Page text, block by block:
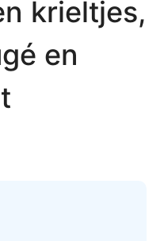
krieltjes,
en